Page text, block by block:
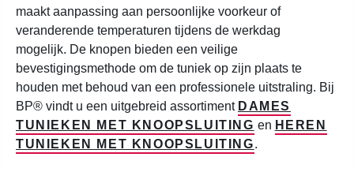
maakt aanpassing aan persoonlijke voorkeur of
veranderende temperaturen tijdens de werkdag
mogelijk. De knopen bieden een veilige
bevestigingsmethode om de tuniek op zijn plaats te
houden met behoud van een professionele uitstraling. Bij
BP® vindt u een uitgebreid assortiment DAMES
TUNIEKEN MET KNOOPSLUITING en HEREN
TUNIEKEN MET KNOOPSLUITING.